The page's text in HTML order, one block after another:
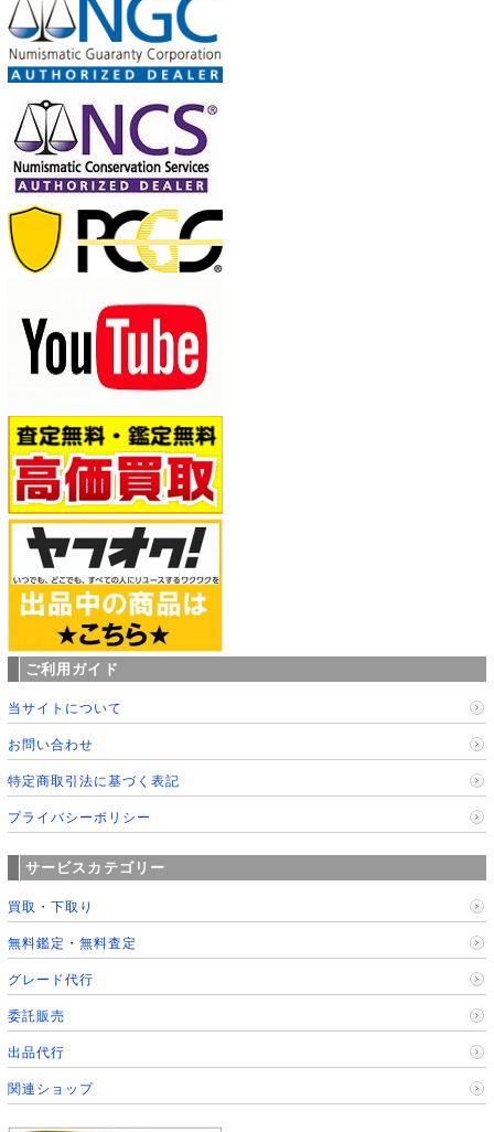
ご利用ガイド
当サイトについて
お問い合わせ
特定商取引法に基づく表記
プライバシーポリシー
サービスカテゴリー
買取・下取り
無料鑑定・無料査定
グレード代行
委託販売
出品代行
関連ショップ